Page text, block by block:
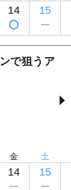
14 15
で狙うア
金
14
土
15